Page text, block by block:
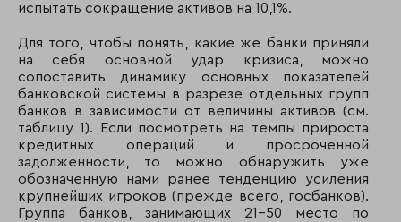
банк
173 176 «БАНК 24.РУ»
174 142 КБ «Гаранти
175 174 КБ Обибанк
176 179 Центркомбанк
испытать сокращение активов на 10,1%.
Для того, чтобы понять, какие же банки приняли
на себя основной удар кризиса, можно
сопоставить динамику основных показателей
банковской системы в разрезе отдельных групп
банков в зависимости от величины активов (см.
таблицу 1). Если посмотреть на темпы прироста
кредитных операций и просроченной
задолженности, то можно обнаружить уже
обозначенную нами ранее тенденцию усиления
крупнейших игроков (прежде всего, госбанков).
Группа банков, занимающих 21-50 место по